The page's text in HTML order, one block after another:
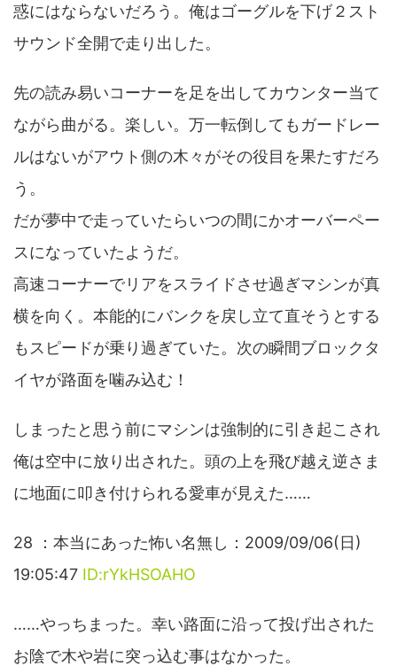
惑にはならないだろう。俺はゴーグルを下げ２スト
サウンド全開で走り出した。
先の読み易いコーナーを足を出してカウンター当て
ながら曲がる。楽しい。万一転倒してもガードレー
ルはないがアウト側の木々がその役目を果たすだろ
う。
だが夢中で走っていたらいつの間にかオーバーペー
スになっていたようだ。
高速コーナーでリアをスライドさせ過ぎマシンが真
横を向く。本能的にバンクを戻し立て直そうとする
もスピードが乗り過ぎていた。次の瞬間ブロックタ
イヤが路面を噛み込む！
しまったと思う前にマシンは強制的に引き起こされ
俺は空中に放り出された。頭の上を飛び越え逆さま
に地面に叩き付けられる愛車が見えた……
28 ：本当にあった怖い名無し：2009/09/06(日)
19:05:47 ID:rYkHSOAHO
……やっちまった。幸い路面に沿って投げ出された
お陰で木や岩に突っ込む事はなかった。